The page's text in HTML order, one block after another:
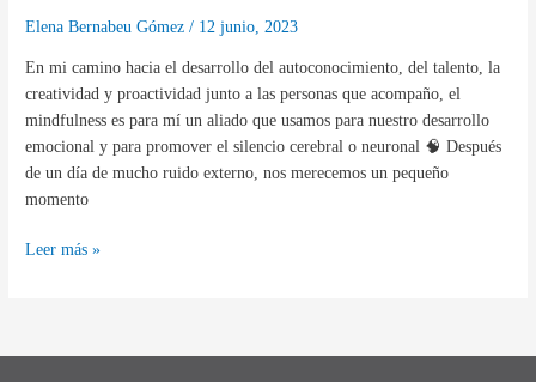
Elena Bernabeu Gómez/ 12 junio, 2023
En mi camino hacia el desarrollo del autoconocimiento, del talento, la
creatividad y proactividad junto a las personas que acompaño, el
mindfulness es para mí un aliado que usamos para nuestro desarrollo
emocional y para promover el silencio cerebral o neuronal 🧠 Después
de un día de mucho ruido externo, nos merecemos un pequeño
momento
en
familia
Leer más »